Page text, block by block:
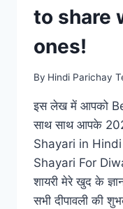
to share
ones!
By Hindi Parichay
इस लेख में आपको
साथ साथ आपके
Shayari in Hindi
Shayari For
शायरी मेरे खुद के
सभी दीपावली की